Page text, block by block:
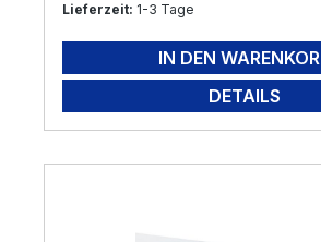
Lieferzeit: 1-3 Tage
IN DEN
DETAILS